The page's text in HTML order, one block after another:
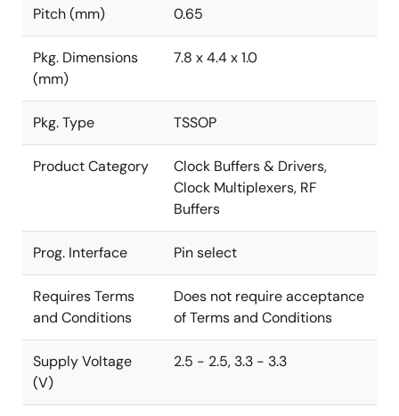
Pitch (mm) 0.65
Pkg. Dimensions
(mm)
7.8 x 4.4 x 1.0
Pkg. Type TSSOP
Product Category
Clock Buffers & Drivers,
Clock Multiplexers, RF
Buffers
Prog. Interface Pin select
Requires Terms
and Conditions
Does not require acceptance
of Terms and Conditions
Supply Voltage
(V)
2.5 - 2.5, 3.3 - 3.3